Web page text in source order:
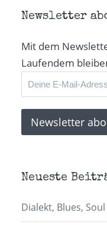
Newsletter
Mit dem
Laufendem
Neueste
Dialekt, Blues,